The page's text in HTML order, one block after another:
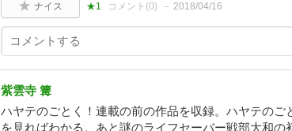
ナイス ★1 コメント(0) 2018/04/16
紫雲寺 篝
ハヤテのごとく！連載の前の作品を収録。ハヤテの
を見ればわかる。あと謎のライフセーバー戦部大和